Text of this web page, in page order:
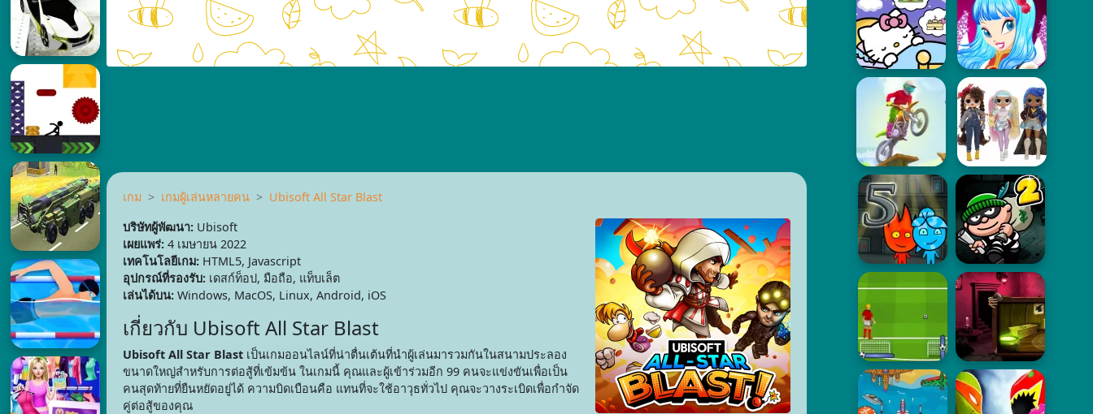
เกม เกมผู้เล่นหลายคน
Ubisoft All Star Blast
บริษัทผู้พัฒนา:Ubisoft
เผยแพร่:4 เมษายน 2022
เทคโนโลยีเกม:HTML5, Javascript
อุปกรณ์ที่รองรับ:เดสก์ท็อป, มือถือ, แท็บเล็ต
เล่นได้บน:Windows, MacOS, Linux, Android, iOS
เกี่ยวกับ Ubisoft All Star Blast
Ubisoft All Star Blastเป็นเกมออนไลน์ที่น่าตื่นเต้นที่นำผู้เล่นมารวมกันในสนามประลอง
ขนาดใหญ่สำหรับการต่อสู้ที่เข้มข้น ในเกมนี้ คุณและผู้เข้าร่วมอีก 99 คนจะแข่งขันเพื่อเป็น
คนสุดท้ายที่ยืนหยัดอยู่ได้ ความบิดเบือนคือ แทนที่จะใช้อาวุธทั่วไป คุณจะวางระเบิดเพื่อกำจัด
คู่ต่อสู้ของคุณ